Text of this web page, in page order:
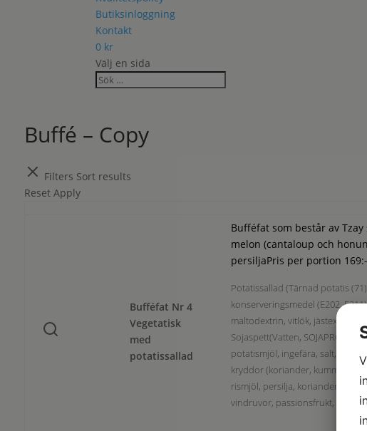
Butiksinloggning
Kontakt
0 kr
Välj en sida
Buffé – Copy
Filters Sort results
Reset Apply
Bufféfat Nr 4
Vegetatisk
med
potatissallad
Bufféfat som består av
melon (cantaloup och
persiljaPris per portion 169:-
Potatissallad (Tärnad potatis
konserveringsmedel (E202,
maltodextrin, vitlök, jästextrakt,
Sojaspett(Vatten,
potatismjöl, ingefära, salt,
kryddor (koriander, kummin,
rismjöl, persilja, koriander, salt,
vindruvor, passionsfrukt, Sallad,